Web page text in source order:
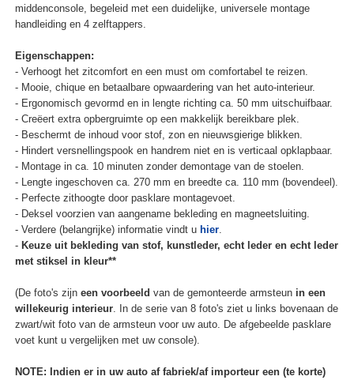
middenconsole, begeleid met een duidelijke, universele montage
handleiding en 4 zelftappers.
Eigenschappen:
- Verhoogt het zitcomfort en een must om comfortabel te reizen.
- Mooie, chique en betaalbare opwaardering van het auto-interieur.
- Ergonomisch gevormd en in lengte richting ca. 50 mm uitschuifbaar.
- Creëert extra opbergruimte op een makkelijk bereikbare plek.
- Beschermt de inhoud voor stof, zon en nieuwsgierige blikken.
- Hindert versnellingspook en handrem niet en is verticaal opklapbaar.
- Montage in ca. 10 minuten zonder demontage van de stoelen.
- Lengte ingeschoven ca. 270 mm en breedte ca. 110 mm (bovendeel).
- Perfecte zithoogte door pasklare montagevoet.
- Deksel voorzien van aangename bekleding en magneetsluiting.
- Verdere (belangrijke) informatie vindt u hier.
- Keuze uit bekleding van stof, kunstleder, echt leder en echt leder
met stiksel in kleur**
(De foto's zijn een voorbeeld van de gemonteerde armsteun in een
willekeurig interieur. In de serie van 8 foto's ziet u links bovenaan de
zwart/wit foto van de armsteun voor uw auto. De afgebeelde pasklare
voet kunt u vergelijken met uw console).
NOTE: Indien er in uw auto af fabriek/af importeur een (te korte)